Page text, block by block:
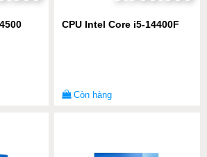
CPU Intel Core i5-14400F
Còn hàng